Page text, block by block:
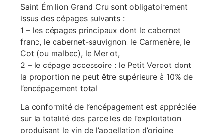
Saint Émilion Grand Cru sont obligatoirement
issus des cépages suivants :
1 – les cépages principaux dont le cabernet
franc, le cabernet-sauvignon, le Carmenère, le
Cot (ou malbec), le Merlot,
2 – le cépage accessoire : le Petit Verdot dont
la proportion ne peut être supérieure à 10% de
l’encépagement total
La conformité de l’encépagement est appréciée
sur la totalité des parcelles de l’exploitation
produisant le vin de l’appellation d’origine